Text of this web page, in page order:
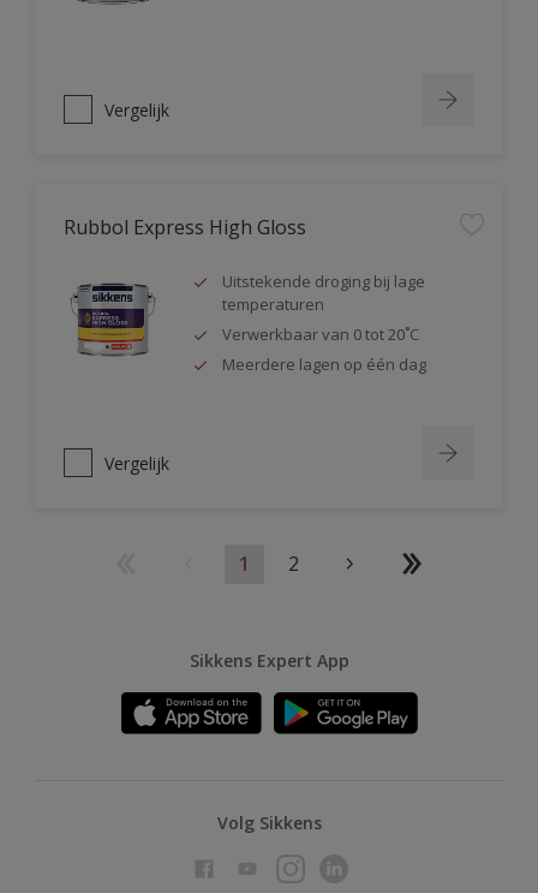
Vergelijk
Rubbol Express High Gloss
Uitstekende droging bij lage
temperaturen
Verwerkbaar van 0 tot 20˚C
Meerdere lagen op één dag
Vergelijk
1 2
Sikkens Expert App
Volg Sikkens